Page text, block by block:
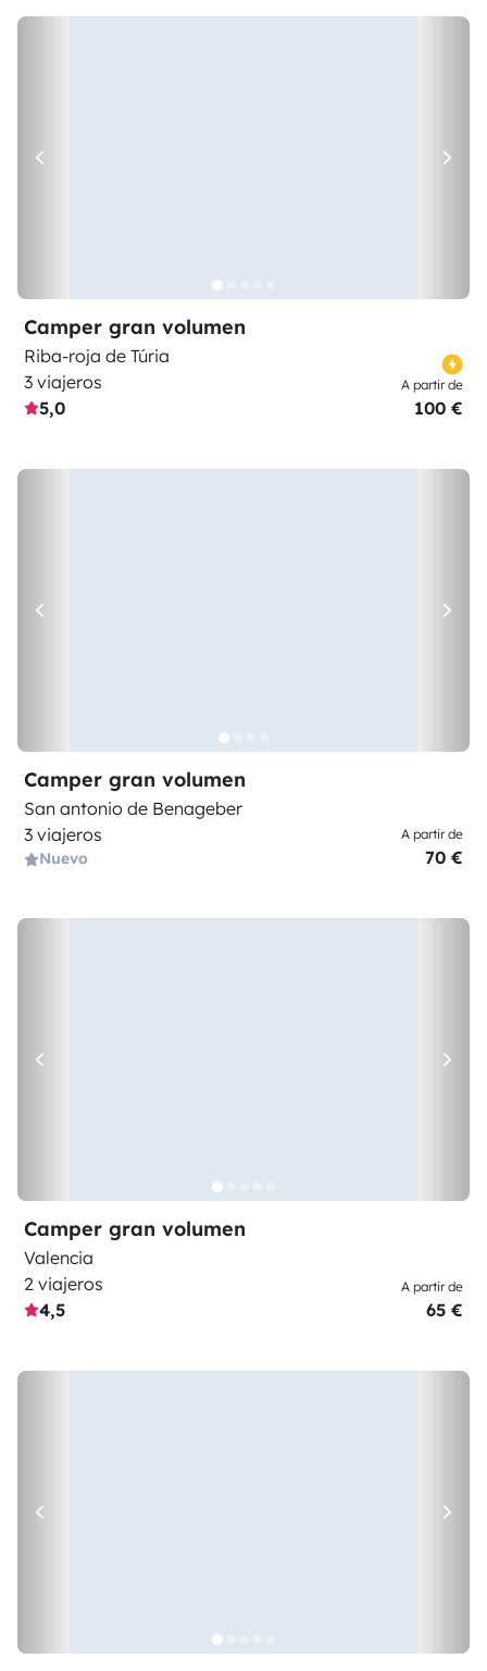
Camper gran volumen
Riba-roja de Túria
3 viajeros
5,0
A partir de
100 €
Camper gran volumen
San antonio de Benageber
3 viajeros
Nuevo
A partir de
70 €
Camper gran volumen
Valencia
2 viajeros
4,5
A partir de
65 €